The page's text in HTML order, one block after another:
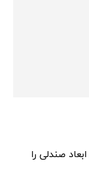
صندلی را